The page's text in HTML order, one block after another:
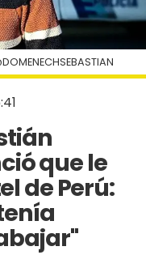
que le
de Perú: